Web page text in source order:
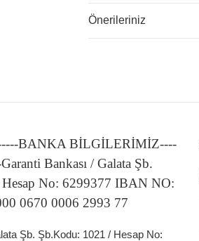
Önerileriniz
BANKA BİLGİLERİMİZ----
Bankası / Galata Şb.
No: 6299377 IBAN NO:
0670 0006 2993 77
Şb. Şb.Kodu: 1021 / Hesap No: